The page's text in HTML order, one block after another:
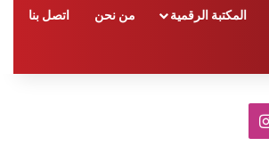
المكتبة الرقمية من نحن اتصل بنا
ا